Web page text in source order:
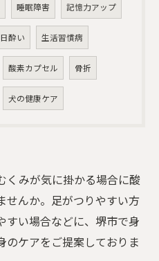
睡眠障害 記憶力アップ
酔い 生活習慣病
酸素カプセル 骨折
犬の健康ケア
くみが気に掛かる場合に酸
せんか。足がつりやすい方
すい場合などに、堺市で身
のケアをご提案しておりま